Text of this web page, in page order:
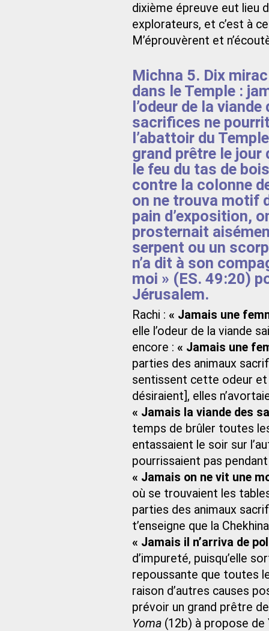
dixième épreuve eut lieu
explorateurs, et c’est à
M’éprouvèrent et
Michna 5. Dix
dans le Temple :
l’odeur de la
sacrifices ne
l’abattoir du
grand prêtre le jour
le feu du tas de
contre la colonne
on ne trouva motif
pain d’exposition,
prosternait
serpent ou un
n’a dit à son
moi » (ES. 49:20)
Jérusalem.
Rachi : « Jamais une
elle l’odeur de la viande
encore : « Jamais une
parties des animaux
sentissent cette odeur et
désiraient], elles
« Jamais la viande des
temps de brûler toutes
entassaient le soir sur
pourrissaient pas
« Jamais on ne vit une
où se trouvaient les
parties des animaux
t’enseigne que la
« Jamais il n’arriva de
d’impureté, puisqu’elle
repoussante que toutes
raison d’autres causes
prévoir un grand prêtre
Yoma (12b) à propose